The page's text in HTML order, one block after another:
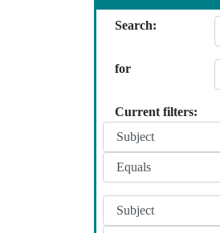
Search:
for
Current filters: